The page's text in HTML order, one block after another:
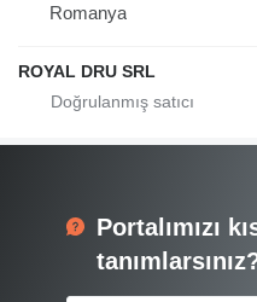
Romanya
ROYAL DRU SRL
Portalımızı